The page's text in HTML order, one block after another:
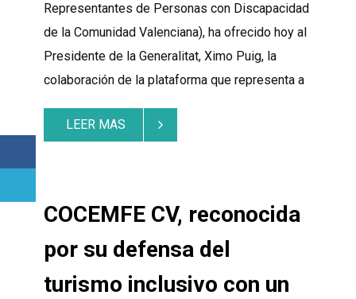
Representantes de Personas con Discapacidad
de la Comunidad Valenciana), ha ofrecido hoy al
Presidente de la Generalitat, Ximo Puig, la
colaboración de la plataforma que representa a
LEER MAS
COCEMFE CV, reconocida
por su defensa del
turismo inclusivo con un